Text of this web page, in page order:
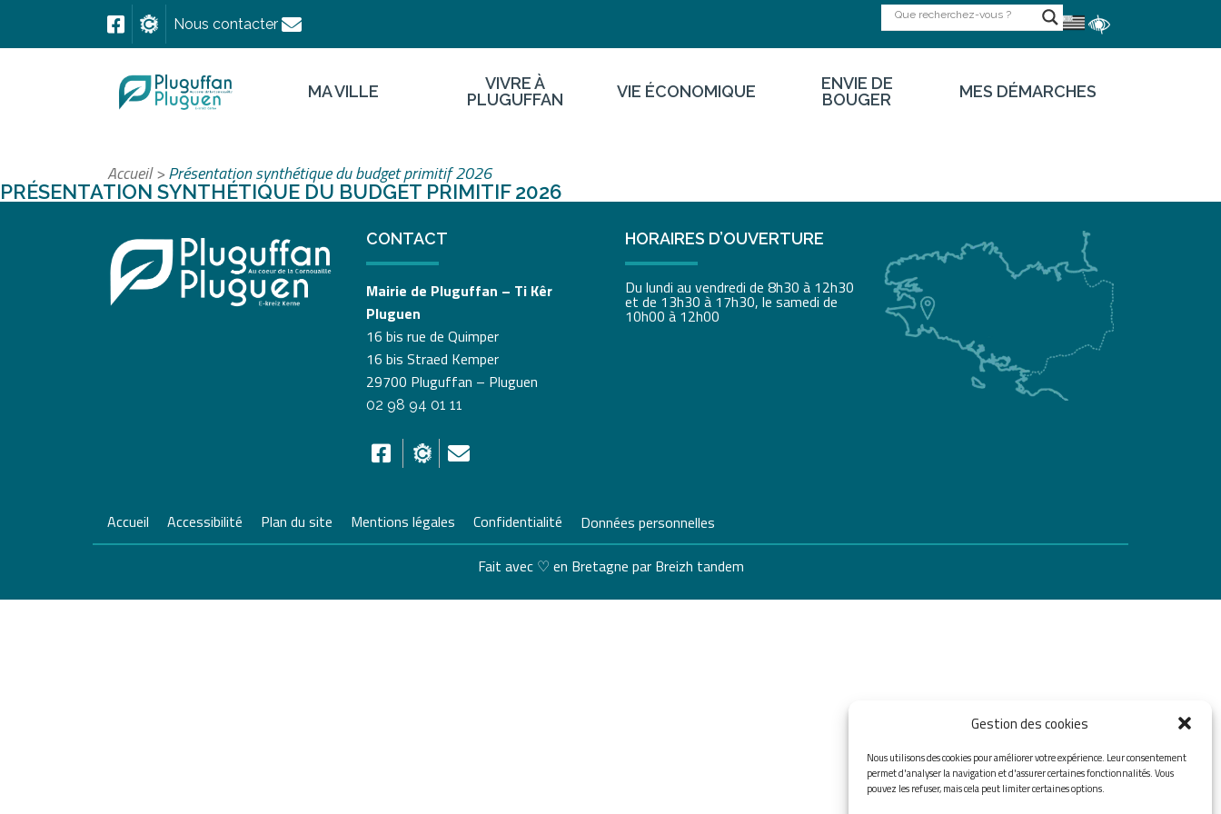
Gestion des cookies
Nous utilisons des cookies pour améliorer votre expérience. Leur consentement
permet d'analyser la navigation et d'assurer certaines fonctionnalités. Vous
pouvez les refuser, mais cela peut limiter certaines options.
Nous contacter
MA VILLE
VIVRE À
PLUGUFFAN
VIE ÉCONOMIQUE
ENVIE DE
BOUGER
MES DÉMARCHES
Accueil>Présentation synthétique du budget primitif 2026
PRÉSENTATION SYNTHÉTIQUE DU BUDGET PRIMITIF 2026
CONTACT
Mairie de Pluguffan – Ti Kêr
Pluguen
16 bis rue de Quimper
16 bis Straed Kemper
29700 Pluguffan – Pluguen
02 98 94 01 11
HORAIRES D’OUVERTURE
Du lundi au vendredi de 8h30 à 12h30
et de 13h30 à 17h30, le samedi de
10h00 à 12h00
Accueil Accessibilité Plan du site Mentions légales Confidentialité Données personnelles
Fait avec ♡ en Bretagne par Breizh tandem